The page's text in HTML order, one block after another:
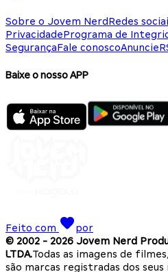
Sobre o Jovem NerdRedes
PrivacidadePrograma de
SegurançaFale conoscoAnuncie
Baixe o nosso APP
Feito com
por
© 2002 - 2026 Jovem Nerd
LTDA.Todas as imagens de
são marcas registradas dos